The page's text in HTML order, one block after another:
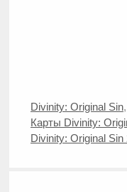
Рубрики
Divinity: Original Sin,
Карты Divinity:
Divinity: Original